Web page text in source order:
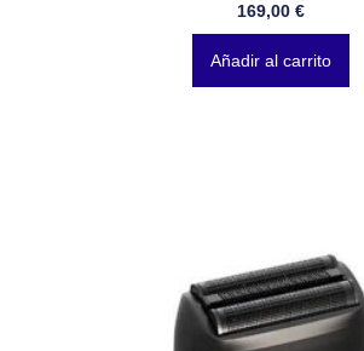
169,00 €
Añadir al carrito